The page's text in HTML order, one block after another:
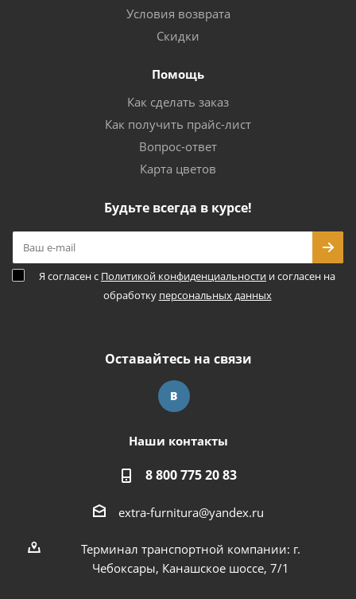
Условия возврата
Скидки
Помощь
Как сделать заказ
Как получить прайс-лист
Вопрос-ответ
Карта цветов
Будьте всегда в курсе!
Я согласен с Политикой конфиденциальности и согласен на
обработку персональных данных
Оставайтесь на связи
Наши контакты
8 800 775 20 83
extra-furnitura@yandex.ru
Терминал транспортной компании: г.
Чебоксары, Канашское шоссе, 7/1